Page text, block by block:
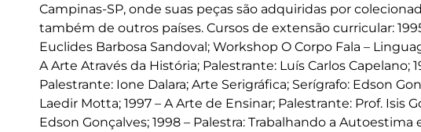
Campinas-SP, onde suas peças são adquiridas por
também de outros países. Cursos de extensão curricular:
Euclides Barbosa Sandoval; Workshop O Corpo Fala –
A Arte Através da História; Palestrante: Luís Carlos Capelano;
Palestrante: Ione Dalara; Arte Serigráfica; Serígrafo: Edson
Laedir Motta; 1997 – A Arte de Ensinar; Palestrante: Prof. Isis
Edson Gonçalves; 1998 – Palestra: Trabalhando a